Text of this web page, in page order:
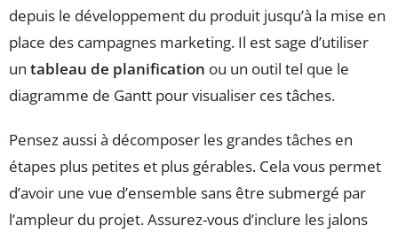
depuis le développement du produit jusqu’à la mise en
place des campagnes marketing. Il est sage d’utiliser
un tableau de planification ou un outil tel que le
diagramme de Gantt pour visualiser ces tâches.
Pensez aussi à décomposer les grandes tâches en
étapes plus petites et plus gérables. Cela vous permet
d’avoir une vue d’ensemble sans être submergé par
l’ampleur du projet. Assurez-vous d’inclure les jalons